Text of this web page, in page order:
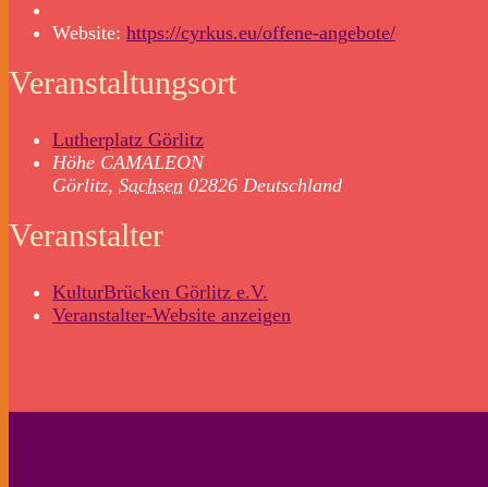
Website: https://cyrkus.eu/offene-angebote/
Veranstaltungsort
Lutherplatz Görlitz
Höhe CAMALEON
Görlitz, Sachsen 02826 Deutschland
Veranstalter
KulturBrücken Görlitz e.V.
Veranstalter-Website anzeigen